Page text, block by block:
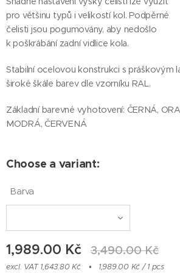
pro většinu typů i velikostí kol. Podpěrné
čelisti jsou pogumovány, aby nedošlo
k poškrábání zadní vidlice kola.
Stabilní ocelovou konstrukci s práškovým
široké škále barev dle vzorníku RAL.
Základní barevné vyhotovení: ČERNÁ,
MODRÁ, ČERVENÁ
Choose a variant:
Barva
1,989.00 Kč 3,490.00Kč
excl. VAT 1,643.80 Kč 1,989.00 Kč / 1 pcs